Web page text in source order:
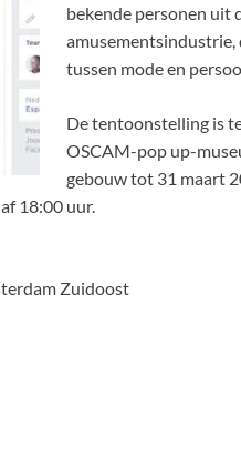
bekende personen uit
amusementsindustrie,
tussen mode en
De tentoonstelling is
OSCAM-pop up-
gebouw tot 31 maart
18:00 uur.
Zuidoost